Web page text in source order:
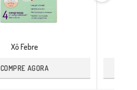
Xô Febre
COMPRE AGORA